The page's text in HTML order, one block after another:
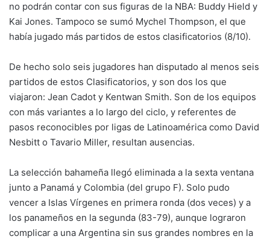
no podrán contar con sus figuras de la NBA: Buddy Hield y
Kai Jones. Tampoco se sumó Mychel Thompson, el que
había jugado más partidos de estos clasificatorios (8/10).
De hecho solo seis jugadores han disputado al menos seis
partidos de estos Clasificatorios, y son dos los que
viajaron: Jean Cadot y Kentwan Smith. Son de los equipos
con más variantes a lo largo del ciclo, y referentes de
pasos reconocibles por ligas de Latinoamérica como David
Nesbitt o Tavario Miller, resultan ausencias.
La selección bahameña llegó eliminada a la sexta ventana
junto a Panamá y Colombia (del grupo F). Solo pudo
vencer a Islas Vírgenes en primera ronda (dos veces) y a
los panameños en la segunda (83-79), aunque lograron
complicar a una Argentina sin sus grandes nombres en la